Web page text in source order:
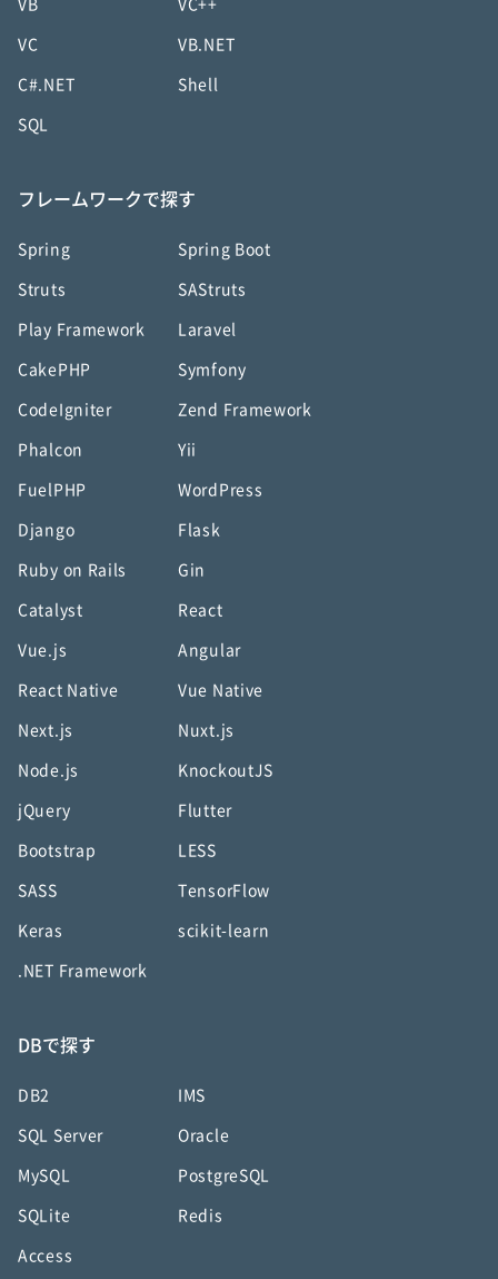
VB VC++
VC VB.NET
C#.NET Shell
SQL
フレームワークで探す
Spring Spring Boot
Struts SAStruts
Play Framework Laravel
CakePHP Symfony
CodeIgniter Zend Framework
Phalcon Yii
FuelPHP WordPress
Django Flask
Ruby on Rails Gin
Catalyst React
Vue.js Angular
React Native Vue Native
Next.js Nuxt.js
Node.js KnockoutJS
jQuery Flutter
Bootstrap LESS
SASS TensorFlow
Keras scikit-learn
.NET Framework
DBで探す
DB2 IMS
SQL Server Oracle
MySQL PostgreSQL
SQLite Redis
Access